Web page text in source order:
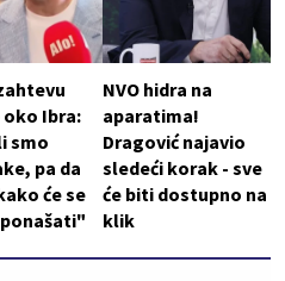
Ibra:
smo
pa da
će se
NVO hidra na
aparatima!
Dragović najavio
sledeći korak - sve
će biti dostupno na
klik